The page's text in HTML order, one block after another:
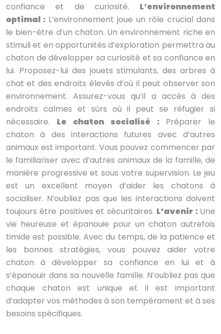
confiance et de curiosité. L’environnement
optimal : L’environnement joue un rôle crucial dans
le bien-être d’un chaton. Un environnement riche en
stimuli et en opportunités d’exploration permettra au
chaton de développer sa curiosité et sa confiance en
lui. Proposez-lui des jouets stimulants, des arbres à
chat et des endroits élevés d’où il peut observer son
environnement. Assurez-vous qu’il a accès à des
endroits calmes et sûrs où il peut se réfugier si
nécessaire. Le chaton socialisé : Préparer le
chaton à des interactions futures avec d’autres
animaux est important. Vous pouvez commencer par
le familiariser avec d’autres animaux de la famille, de
manière progressive et sous votre supervision. Le jeu
est un excellent moyen d’aider les chatons à
socialiser. N’oubliez pas que les interactions doivent
toujours être positives et sécuritaires. L’avenir : Une
vie heureuse et épanouie pour un chaton autrefois
timide est possible. Avec du temps, de la patience et
les bonnes stratégies, vous pouvez aider votre
chaton à développer sa confiance en lui et à
s’épanouir dans sa nouvelle famille. N’oubliez pas que
chaque chaton est unique et il est important
d’adapter vos méthodes à son tempérament et à ses
besoins spécifiques.